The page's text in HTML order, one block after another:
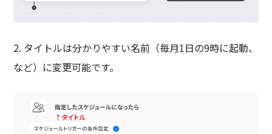
2. タイトルは分かりやすい名前（毎月1日の9時に起動、
など）に変更可能です。